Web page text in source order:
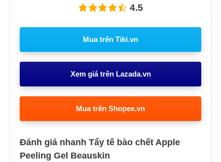
4.5
Mua trên Tiki.vn
Xem giá trên Lazada.vn
Mua trên Shopee.vn
Đánh giá nhanh Tẩy tế bào chết Apple
Peeling Gel Beauskin